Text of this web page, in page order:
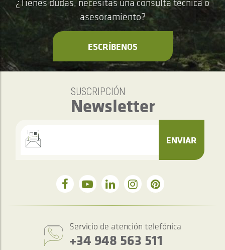
¿Tienes dudas, necesitas una consulta técnica o
asesoramiento?
ESCRÍBENOS
SUSCRIPCIÓN
Newsletter
ENVIAR
Servicio de atención telefónica
+34 948 563 511